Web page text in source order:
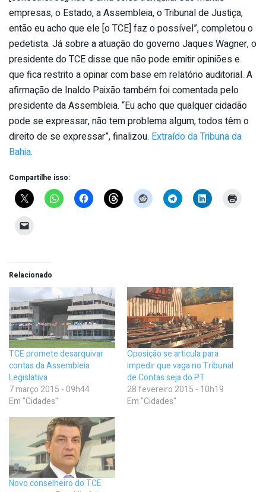
empresas, o Estado, a Assembleia, o Tribunal de Justiça,
então eu acho que ele [o TCE] faz o possível”, completou o
pedetista. Já sobre a atuação do governo Jaques Wagner, o
presidente do TCE disse que não pode emitir opiniões e
que fica restrito a opinar com base em relatório auditorial. A
afirmação de Inaldo Paixão também foi comentada pelo
presidente da Assembleia. “Eu acho que qualquer cidadão
pode se expressar, não tem problema algum, todos têm o
direito de se expressar”, finalizou. Extraído da Tribuna da
Bahia.
Compartilhe isso:
Relacionado
TCE promete desarquivar
contas da Assembleia
Legislativa
7 março 2015 - 09h44
Em "Cidades"
Oposição se articula para
impedir que vaga no Tribunal
de Contas seja do PT
28 fevereiro 2015 - 10h19
Em "Cidades"
Novo conselheiro do TCE